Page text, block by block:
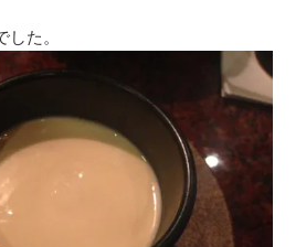
た。